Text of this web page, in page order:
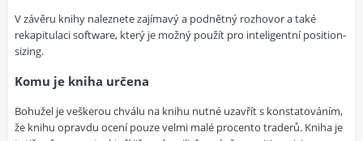
V závěru knihy naleznete zajímavý a podnětný rozhovor a také
rekapitulaci software, který je možný použít pro inteligentní position-
sizing.
Komu je kniha určena
Bohužel je veškerou chválu na knihu nutné uzavřít s konstatováním,
že knihu opravdu ocení pouze velmi malé procento traderů. Kniha je